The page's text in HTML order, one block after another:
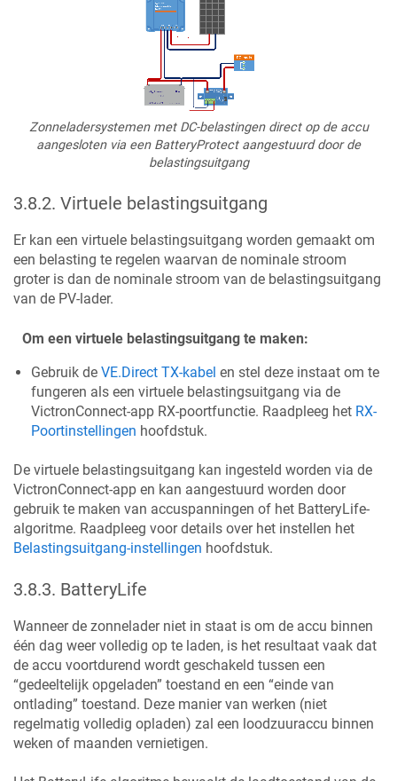
Zonneladersystemen met DC-belastingen direct op de accu
aangesloten via een BatteryProtect aangestuurd door de
belastingsuitgang
3.8.2. Virtuele belastingsuitgang
Er kan een virtuele belastingsuitgang worden gemaakt om
een belasting te regelen waarvan de nominale stroom
groter is dan de nominale stroom van de belastingsuitgang
van de PV-lader.
Om een virtuele belastingsuitgang te maken:
Gebruik de VE.Direct TX-kabel en stel deze instaat om te
fungeren als een virtuele belastingsuitgang via de
VictronConnect-app RX-poortfunctie. Raadpleeg het RX-
Poortinstellingen hoofdstuk.
De virtuele belastingsuitgang kan ingesteld worden via de
VictronConnect-app en kan aangestuurd worden door
gebruik te maken van accuspanningen of het BatteryLife-
algoritme. Raadpleeg voor details over het instellen het
Belastingsuitgang-instellingen hoofdstuk.
3.8.3. BatteryLife
Wanneer de zonnelader niet in staat is om de accu binnen
één dag weer volledig op te laden, is het resultaat vaak dat
de accu voortdurend wordt geschakeld tussen een
“gedeeltelijk opgeladen” toestand en een “einde van
ontlading” toestand. Deze manier van werken (niet
regelmatig volledig opladen) zal een loodzuuraccu binnen
weken of maanden vernietigen.